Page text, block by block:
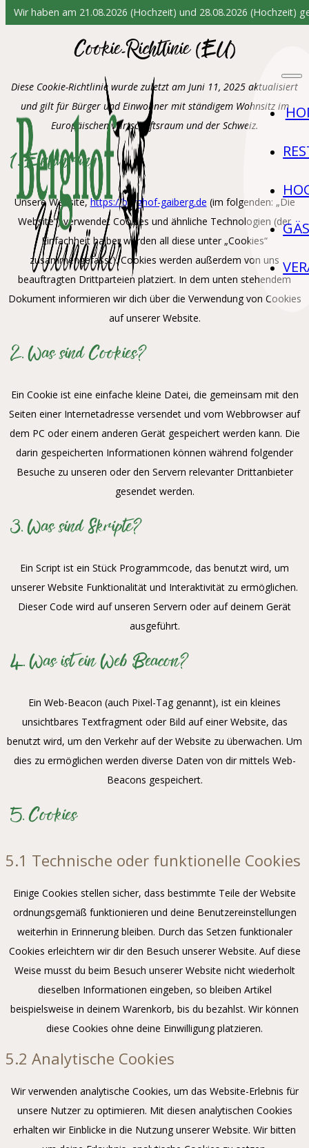
Zum Hauptinhalt springen Zum Footer springen
Wir haben am 21.08.2026 (Hochzeit) und 28.08.2026 (Hochzeit)
Cookie-Richtlinie (EU)
Diese Cookie-Richtlinie wurde zuletzt am Juni 11, 2025 aktualisiert
und gilt für Bürger und Einwohner mit ständigem Wohnsitz im
Europäischen Wirtschaftsraum und der Schweiz.
1. Einführung
Unsere Website,https://berghof-gaiberg.de (im folgenden: „Die
Website“) verwendet Cookies und ähnliche Technologien (der
Einfachheit halber werden all diese unter „Cookies“
zusammengefasst). Cookies werden außerdem von uns
beauftragten Drittparteien platziert. In dem unten stehendem
Dokument informieren wir dich über die Verwendung von Cookies
auf unserer Website.
2. Was sind Cookies?
Ein Cookie ist eine einfache kleine Datei, die gemeinsam mit den
Seiten einer Internetadresse versendet und vom Webbrowser auf
dem PC oder einem anderen Gerät gespeichert werden kann. Die
darin gespeicherten Informationen können während folgender
Besuche zu unseren oder den Servern relevanter Drittanbieter
gesendet werden.
3. Was sind Skripte?
Ein Script ist ein Stück Programmcode, das benutzt wird, um
unserer Website Funktionalität und Interaktivität zu ermöglichen.
Dieser Code wird auf unseren Servern oder auf deinem Gerät
ausgeführt.
4. Was ist ein Web Beacon?
Ein Web-Beacon (auch Pixel-Tag genannt), ist ein kleines
unsichtbares Textfragment oder Bild auf einer Website, das
benutzt wird, um den Verkehr auf der Website zu überwachen. Um
dies zu ermöglichen werden diverse Daten von dir mittels Web-
Beacons gespeichert.
5. Cookies
5.1 Technische oder funktionelle Cookies
Einige Cookies stellen sicher, dass bestimmte Teile der Website
ordnungsgemäß funktionieren und deine Benutzereinstellungen
weiterhin in Erinnerung bleiben. Durch das Setzen funktionaler
Cookies erleichtern wir dir den Besuch unserer Website. Auf diese
Weise musst du beim Besuch unserer Website nicht wiederholt
dieselben Informationen eingeben, so bleiben Artikel
beispielsweise in deinem Warenkorb, bis du bezahlst. Wir können
diese Cookies ohne deine Einwilligung platzieren.
5.2 Analytische Cookies
Wir verwenden analytische Cookies, um das Website-Erlebnis für
unsere Nutzer zu optimieren. Mit diesen analytischen Cookies
erhalten wir Einblicke in die Nutzung unserer Website. Wir bitten